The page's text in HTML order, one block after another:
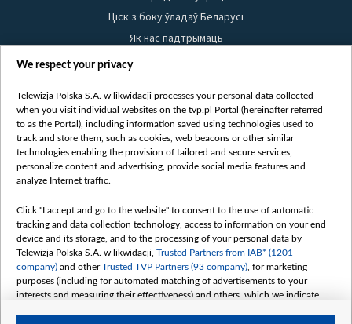
Ціск з боку ўладаў Беларусі
Як нас падтрымаць
Правілы выкарыстання матэрыялаў
Бяспека
Youtube
Белсат news
Белсат Shorts
Жэстачайшы мульт
Belsat English
Biełsat PL
Белсат Now
Белсат History
Белсат Music
We respect your privacy
Telewizja Polska S.A. w likwidacji processes your personal data collected
when you visit individual websites on the tvp.pl Portal (hereinafter referred
to as the Portal), including information saved using technologies used to
track and store them, such as cookies, web beacons or other similar
technologies enabling the provision of tailored and secure services,
personalize content and advertising, provide social media features and
analyze Internet traffic.
Click "I accept and go to the website" to consent to the use of automatic
tracking and data collection technology, access to information on your end
device and its storage, and to the processing of your personal data by
Telewizja Polska S.A. w likwidacji, Trusted Partners from IAB* (1201
company) and otherTrusted TVP Partners (93 company) , for marketing
purposes (including for automated matching of advertisements to your
interests and measuring their effectiveness) and others, which we indicate